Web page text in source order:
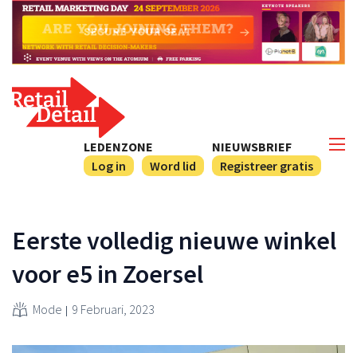
NIEUWSBRIEF
Registreer gratis
LEDENZONE
Log in
Word lid
Eerste volledig nieuwe winkel
voor e5 in Zoersel
Mode 9 Februari, 2023